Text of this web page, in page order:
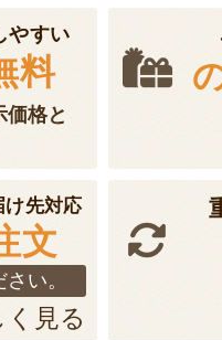
やすい
料
価格と
け先対応
文
い。
く見る